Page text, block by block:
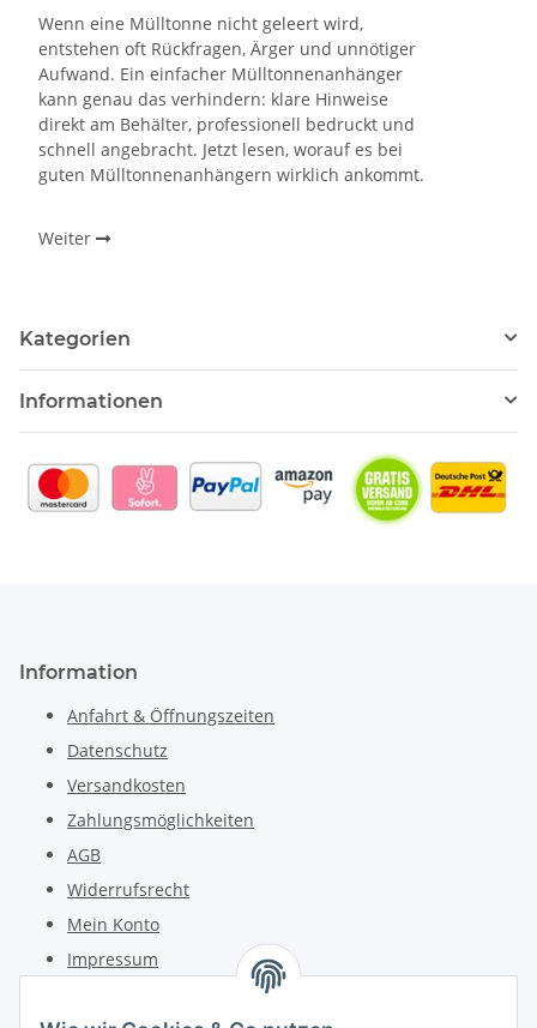
Wenn eine Mülltonne nicht geleert wird,
entstehen oft Rückfragen, Ärger und unnötiger
Aufwand. Ein einfacher Mülltonnenanhänger
kann genau das verhindern: klare Hinweise
direkt am Behälter, professionell bedruckt und
schnell angebracht. Jetzt lesen, worauf es bei
guten Mülltonnenanhängern wirklich ankommt.
Weiter
Kategorien
Informationen
Information
Anfahrt & Öffnungszeiten
Datenschutz
Versandkosten
Zahlungsmöglichkeiten
AGB
Widerrufsrecht
Mein Konto
Impressum